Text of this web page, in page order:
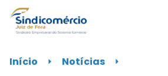
Início ⏵ Notícias ⏵